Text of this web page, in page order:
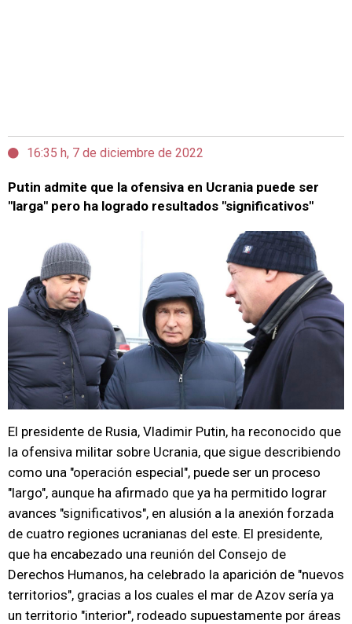
16:35 h, 7 de diciembre de 2022
Putin admite que la ofensiva en Ucrania puede ser
"larga" pero ha logrado resultados "significativos"
El presidente de Rusia, Vladimir Putin, ha reconocido que
la ofensiva militar sobre Ucrania, que sigue describiendo
como una "operación especial", puede ser un proceso
"largo", aunque ha afirmado que ya ha permitido lograr
avances "significativos", en alusión a la anexión forzada
de cuatro regiones ucranianas del este. El presidente,
que ha encabezado una reunión del Consejo de
Derechos Humanos, ha celebrado la aparición de "nuevos
territorios", gracias a los cuales el mar de Azov sería ya
un territorio "interior", rodeado supuestamente por áreas